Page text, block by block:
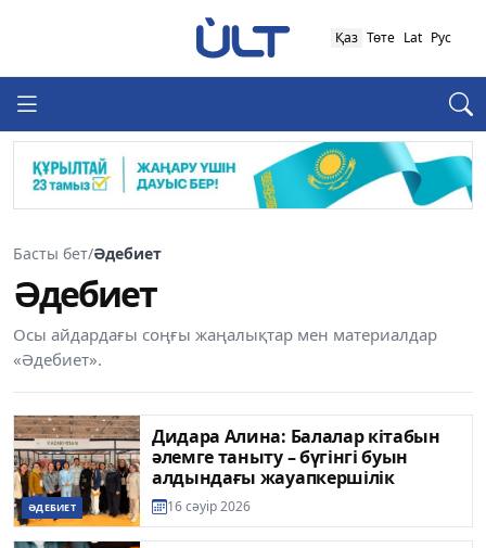
Қаз Төте Lat Рус
Басты бет/Әдебиет
Әдебиет
Осы айдардағы соңғы жаңалықтар мен материалдар
«Әдебиет».
ӘДЕБИЕТ
Дидара Алина: Балалар кітабын
әлемге таныту – бүгінгі буын
алдындағы жауапкершілік
16 сәуір 2026